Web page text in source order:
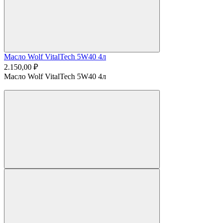
Масло Wolf VitalTech 5W40 4л
2.150,00 ₽
Масло Wolf VitalTech 5W40 4л